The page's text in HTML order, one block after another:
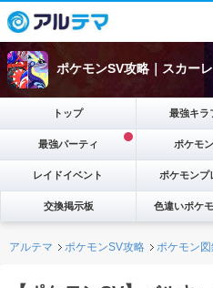
ポケモンSV攻略｜スカー
トップ 最強キラ
最強パーティ ポケモ
レイドイベント ポケモンプ
交換掲示板 色違いポケ
アルテマ ポケモンSV攻略 ポケモン